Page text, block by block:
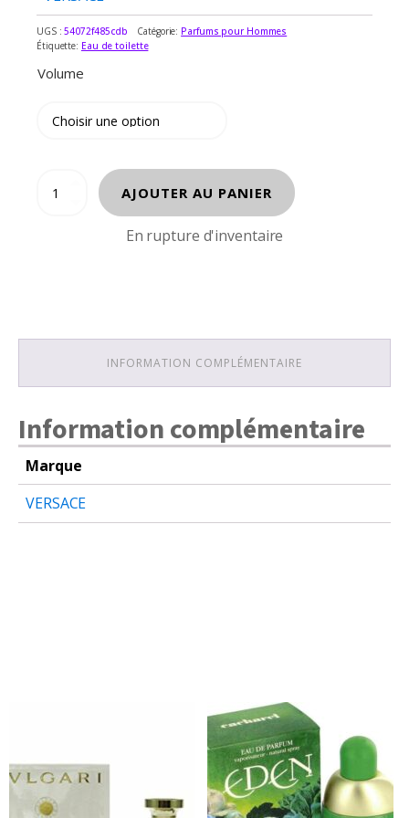
UGS :54072f485cdb Catégorie: Parfums pour Hommes
Étiquette: Eau de toilette
Volume
AJOUTER AU PANIER
En rupture d'inventaire
INFORMATION COMPLÉMENTAIRE
Information complémentaire
Marque
VERSACE